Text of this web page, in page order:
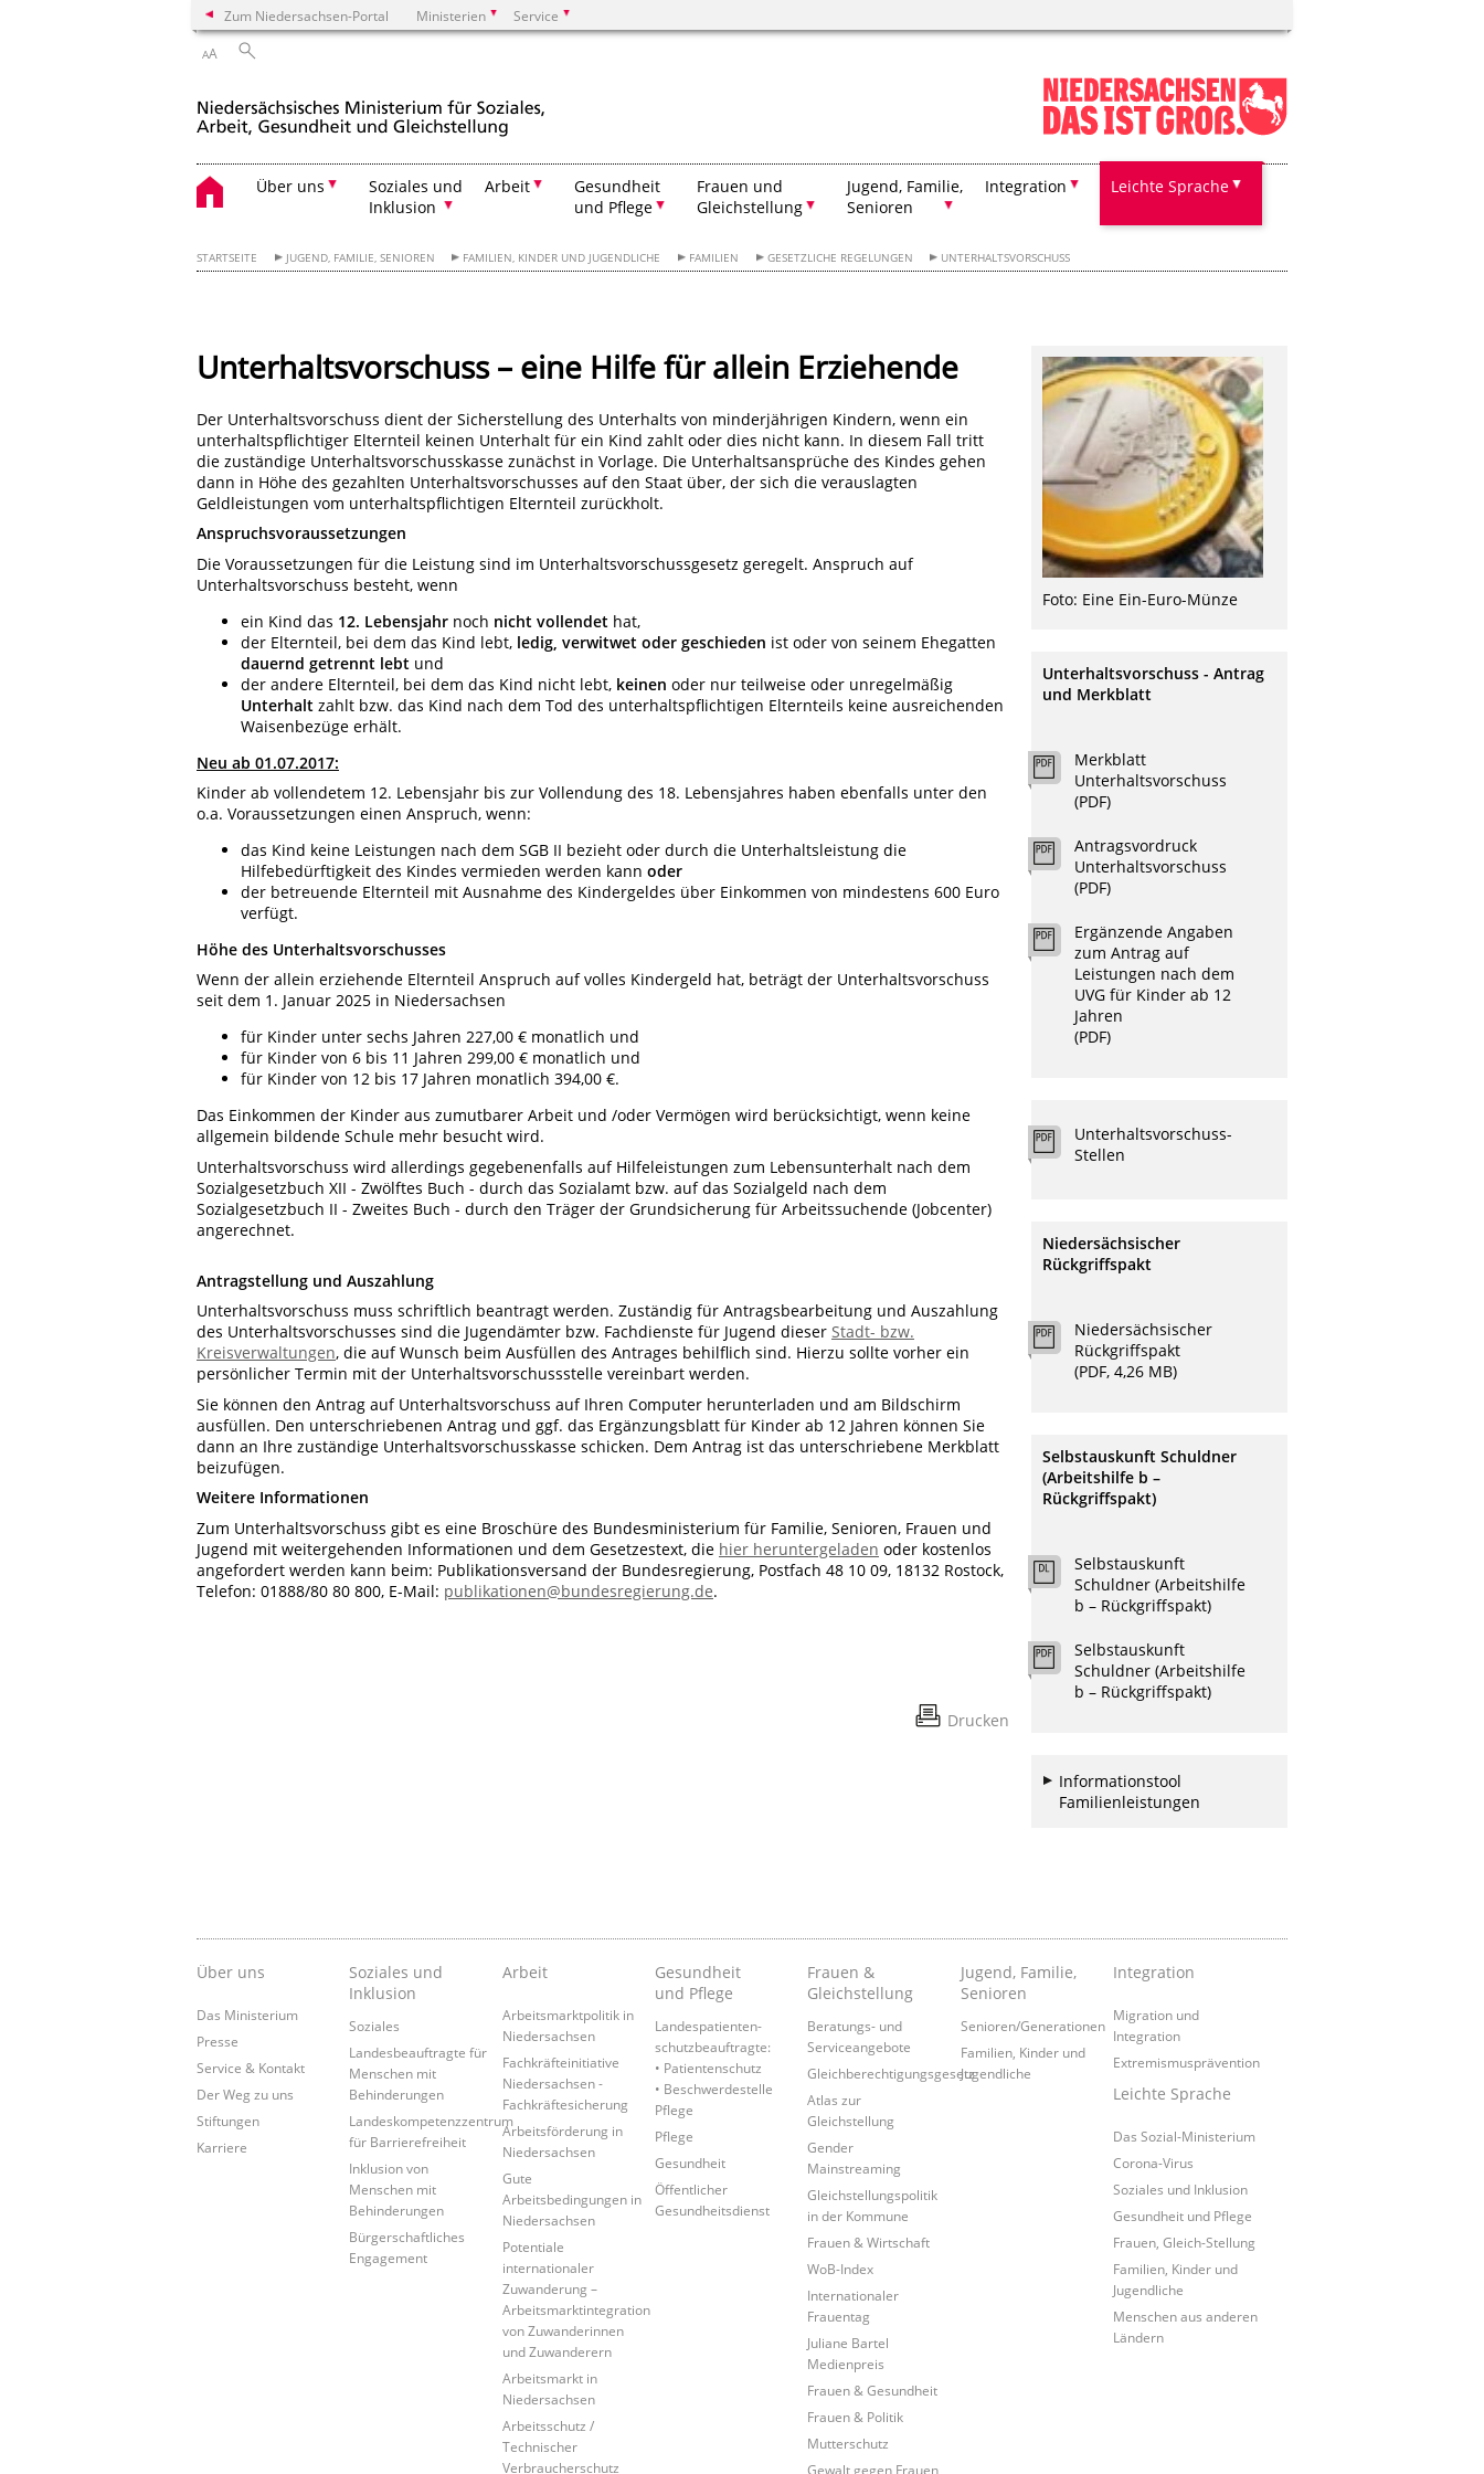
Zum Niedersachsen-Portal Ministerien Service
AA
Über uns
Soziales und
Inklusion
Arbeit
Gesundheit
und Pflege
Frauen und
Gleichstellung
Jugend, Familie,
Senioren
Integration Leichte Sprache
STARTSEITE JUGEND, FAMILIE, SENIOREN FAMILIEN, KINDER UND JUGENDLICHE FAMILIEN GESETZLICHE REGELUNGEN UNTERHALTSVORSCHUSS
Unterhaltsvorschuss – eine Hilfe für allein Erziehende
Der Unterhaltsvorschuss dient der Sicherstellung des Unterhalts von minderjährigen Kindern, wenn ein
unterhaltspflichtiger Elternteil keinen Unterhalt für ein Kind zahlt oder dies nicht kann. In diesem Fall tritt
die zuständige Unterhaltsvorschusskasse zunächst in Vorlage. Die Unterhaltsansprüche des Kindes gehen
dann in Höhe des gezahlten Unterhaltsvorschusses auf den Staat über, der sich die verauslagten
Geldleistungen vom unterhaltspflichtigen Elternteil zurückholt.
Anspruchsvoraussetzungen
Die Voraussetzungen für die Leistung sind im Unterhaltsvorschussgesetz geregelt. Anspruch auf
Unterhaltsvorschuss besteht, wenn
ein Kind das 12. Lebensjahr noch nicht vollendet hat,
der Elternteil, bei dem das Kind lebt, ledig, verwitwet oder geschieden ist oder von seinem Ehegatten
dauernd getrennt lebt und
der andere Elternteil, bei dem das Kind nicht lebt, keinen oder nur teilweise oder unregelmäßig
Unterhalt zahlt bzw. das Kind nach dem Tod des unterhaltspflichtigen Elternteils keine ausreichenden
Waisenbezüge erhält.
Neu ab 01.07.2017:
Kinder ab vollendetem 12. Lebensjahr bis zur Vollendung des 18. Lebensjahres haben ebenfalls unter den
o.a. Voraussetzungen einen Anspruch, wenn:
das Kind keine Leistungen nach dem SGB II bezieht oder durch die Unterhaltsleistung die
Hilfebedürftigkeit des Kindes vermieden werden kann oder
der betreuende Elternteil mit Ausnahme des Kindergeldes über Einkommen von mindestens 600 Euro
verfügt.
Höhe des Unterhaltsvorschusses
Wenn der allein erziehende Elternteil Anspruch auf volles Kindergeld hat, beträgt der Unterhaltsvorschuss
seit dem 1. Januar 2025 in Niedersachsen
für Kinder unter sechs Jahren 227,00 € monatlich und
für Kinder von 6 bis 11 Jahren 299,00 € monatlich und
für Kinder von 12 bis 17 Jahren monatlich 394,00 €.
Das Einkommen der Kinder aus zumutbarer Arbeit und /oder Vermögen wird berücksichtigt, wenn keine
allgemein bildende Schule mehr besucht wird.
Unterhaltsvorschuss wird allerdings gegebenenfalls auf Hilfeleistungen zum Lebensunterhalt nach dem
Sozialgesetzbuch XII - Zwölftes Buch - durch das Sozialamt bzw. auf das Sozialgeld nach dem
Sozialgesetzbuch II - Zweites Buch - durch den Träger der Grundsicherung für Arbeitssuchende (Jobcenter)
angerechnet.
Antragstellung und Auszahlung
Unterhaltsvorschuss muss schriftlich beantragt werden. Zuständig für Antragsbearbeitung und Auszahlung
des Unterhaltsvorschusses sind die Jugendämter bzw. Fachdienste für Jugend dieser Stadt- bzw.
Kreisverwaltungen, die auf Wunsch beim Ausfüllen des Antrages behilflich sind. Hierzu sollte vorher ein
persönlicher Termin mit der Unterhaltsvorschussstelle vereinbart werden.
Sie können den Antrag auf Unterhaltsvorschuss auf Ihren Computer herunterladen und am Bildschirm
ausfüllen. Den unterschriebenen Antrag und ggf. das Ergänzungsblatt für Kinder ab 12 Jahren können Sie
dann an Ihre zuständige Unterhaltsvorschusskasse schicken. Dem Antrag ist das unterschriebene Merkblatt
beizufügen.
Weitere Informationen
Zum Unterhaltsvorschuss gibt es eine Broschüre des Bundesministerium für Familie, Senioren, Frauen und
Jugend mit weitergehenden Informationen und dem Gesetzestext, die hier heruntergeladen oder kostenlos
angefordert werden kann beim: Publikationsversand der Bundesregierung, Postfach 48 10 09, 18132 Rostock,
Telefon: 01888/80 80 800, E-Mail: publikationen@bundesregierung.de.
Drucken
Foto: Eine Ein-Euro-Münze
Unterhaltsvorschuss - Antrag
und Merkblatt
Merkblatt
Unterhaltsvorschuss
(PDF)
Antragsvordruck
Unterhaltsvorschuss
(PDF)
Ergänzende Angaben
zum Antrag auf
Leistungen nach dem
UVG für Kinder ab 12
Jahren
(PDF)
Unterhaltsvorschuss-
Stellen
Niedersächsischer
Rückgriffspakt
Niedersächsischer
Rückgriffspakt
(PDF, 4,26 MB)
Selbstauskunft Schuldner
(Arbeitshilfe b –
Rückgriffspakt)
Selbstauskunft
Schuldner (Arbeitshilfe
b – Rückgriffspakt)
Selbstauskunft
Schuldner (Arbeitshilfe
b – Rückgriffspakt)
Informationstool
Familienleistungen
Über uns
Das Ministerium
Presse
Service & Kontakt
Der Weg zu uns
Stiftungen
Karriere
Soziales und
Inklusion
Soziales
Landesbeauftragte für
Menschen mit
Behinderungen
Landeskompetenzzentrum
für Barrierefreiheit
Inklusion von
Menschen mit
Behinderungen
Bürgerschaftliches
Engagement
Arbeit
Arbeitsmarktpolitik in
Niedersachsen
Fachkräfteinitiative
Niedersachsen -
Fachkräftesicherung
Arbeitsförderung in
Niedersachsen
Gute
Arbeitsbedingungen in
Niedersachsen
Potentiale
internationaler
Zuwanderung –
Arbeitsmarktintegration
von Zuwanderinnen
und Zuwanderern
Arbeitsmarkt in
Niedersachsen
Arbeitsschutz /
Technischer
Verbraucherschutz
Gesundheit
und Pflege
Landespatienten­
schutzbeauftragte:
• Patientenschutz
• Beschwerdestelle
Pflege
Pflege
Gesundheit
Öffentlicher
Gesundheitsdienst
Frauen &
Gleichstellung
Beratungs- und
Serviceangebote
Gleichberechtigungsgesetz
Atlas zur
Gleichstellung
Gender
Mainstreaming
Gleichstellungspolitik
in der Kommune
Frauen & Wirtschaft
WoB-Index
Internationaler
Frauentag
Juliane Bartel
Medienpreis
Frauen & Gesundheit
Frauen & Politik
Mutterschutz
Gewalt gegen Frauen
Jugend, Familie,
Senioren
Senioren/Generationen
Familien, Kinder und
Jugendliche
Integration
Migration und
Integration
Extremismusprävention
Leichte Sprache
Das Sozial-Ministerium
Corona-Virus
Soziales und Inklusion
Gesundheit und Pflege
Frauen, Gleich-Stellung
Familien, Kinder und
Jugendliche
Menschen aus anderen
Ländern